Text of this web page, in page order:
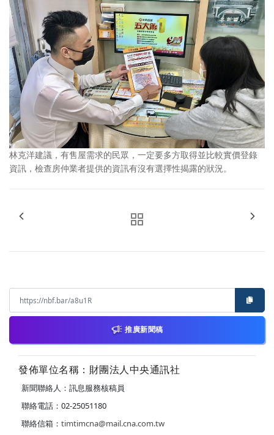
林克洋建議，有售屋需求的民眾，一定要多方取得並比較實價登錄
資訊，檢查房仲業者提供的資訊有沒有選擇性揭露的狀況。
推廣新聞稿
發佈單位名稱：財團法人中央通訊社
新聞聯絡人：訊息服務核稿員
聯絡電話：02-25051180
聯絡信箱： timtimcna@mail.cna.com.tw